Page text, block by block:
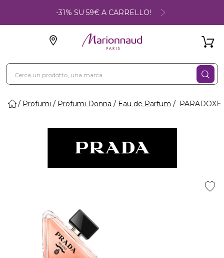
-31% SU 59€ A CARRELLO!
Profumi Profumi Donna Eau de Parfum